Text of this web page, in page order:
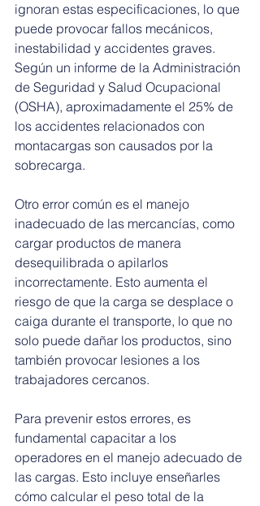
ignoran estas especificaciones, lo que
puede provocar fallos mecánicos,
inestabilidad y accidentes graves.
Según un informe de la Administración
de Seguridad y Salud Ocupacional
(OSHA), aproximadamente el 25% de
los accidentes relacionados con
montacargas son causados por la
sobrecarga.
Otro error común es el manejo
inadecuado de las mercancías, como
cargar productos de manera
desequilibrada o apilarlos
incorrectamente. Esto aumenta el
riesgo de que la carga se desplace o
caiga durante el transporte, lo que no
solo puede dañar los productos, sino
también provocar lesiones a los
trabajadores cercanos.
Para prevenir estos errores, es
fundamental capacitar a los
operadores en el manejo adecuado de
las cargas. Esto incluye enseñarles
cómo calcular el peso total de la